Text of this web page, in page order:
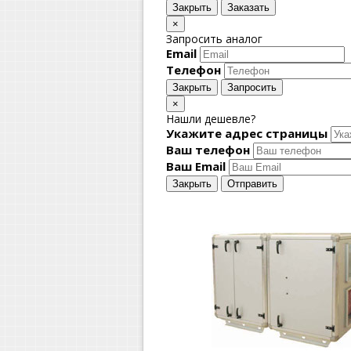
Закрыть
Заказать
×
Запросить аналог
Email
Телефон
Закрыть
Запросить
×
Нашли дешевле?
Укажите адрес страницы
Ваш телефон
Ваш Email
Закрыть Отправить